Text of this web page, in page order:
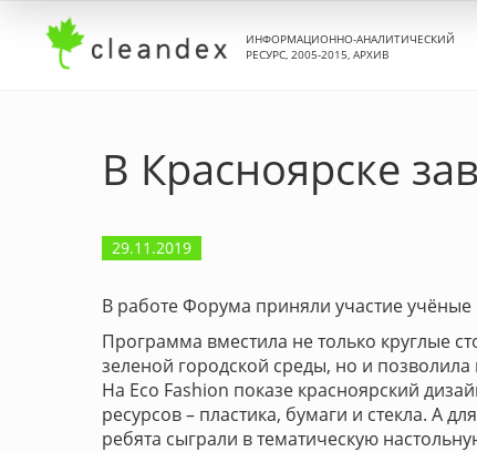
ИНФОРМАЦИОННО-АНАЛИТИЧЕСКИЙ
РЕСУРС, 2005-2015, АРХИВ
В Красноярске
29.11.2019
В работе Форума приняли участие
Программа вместила не только круглые
зеленой городской среды, но и
На Eco Fashion показе красноярский
ресурсов – пластика, бумаги и стекла. А
ребята сыграли в тематическую